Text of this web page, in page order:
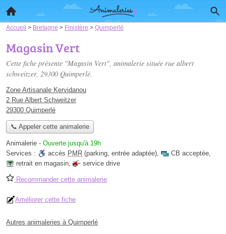
Accueil > Bretagne > Finistère > Quimperlé
Magasin Vert
Cette fiche présente "Magasin Vert", animalerie située rue albert
schweitzer, 29300 Quimperlé.
Zone Artisanale Kervidanou
2 Rue Albert Schweitzer
29300 Quimperlé
📞 Appeler cette animalerie
Animalerie - Ouverte jusqu'à 19h
Services :
accès PMR (parking, entrée adaptée), CB acceptée,
retrait en magasin, service drive
Recommander cette animalerie
Améliorer cette fiche
Autres animaleries à Quimperlé